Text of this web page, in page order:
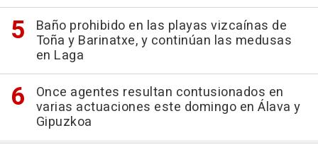
Baño prohibido en las playas vizcaínas de
Toña y Barinatxe, y continúan las medusas
en Laga
Once agentes resultan contusionados en
varias actuaciones este domingo en Álava y
Gipuzkoa